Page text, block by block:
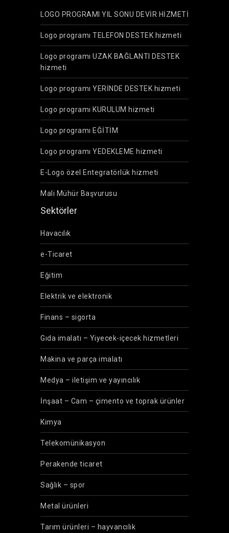
LOGO PROGRAMI YIL SONU DEVİR HİZMETİ
Logo programı TELEFON DESTEK hizmeti
Logo programı UZAK BAĞLANTI DESTEK
hizmeti
Logo programı YERİNDE DESTEK hizmeti
Logo programı KURULUM hizmeti
Logo programı EĞİTİM
Logo programı YEDEKLEME hizmeti
E-Logo özel Entegratörlük hizmeti
Mali Mühür Başvurusu
Sektörler
Havacılık
e-Ticaret
Eğitim
Elektrik ve elektronik
Finans – sigorta
Gıda imalatı – Yiyecek-içecek hizmetleri
Makina ve parça imalatı
Medya – iletişim ve yayıncılık
İnşaat – Cam – çimento ve toprak ürünler
Kimya
Telekomünikasyon
Perakende ticaret
Sağlık – spor
Metal ürünleri
Tarım ürünleri – hayvancılık